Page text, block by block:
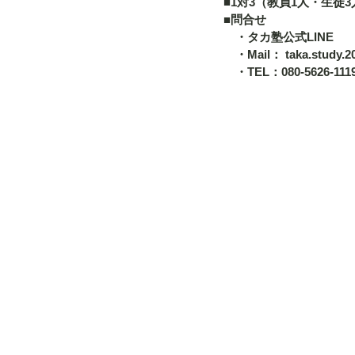
■問合せ
・タカ塾公式LINE
・Mail：
・TEL：080-5626-